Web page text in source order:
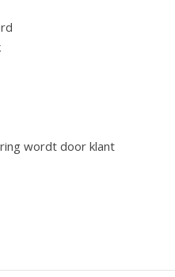
wordt door klant